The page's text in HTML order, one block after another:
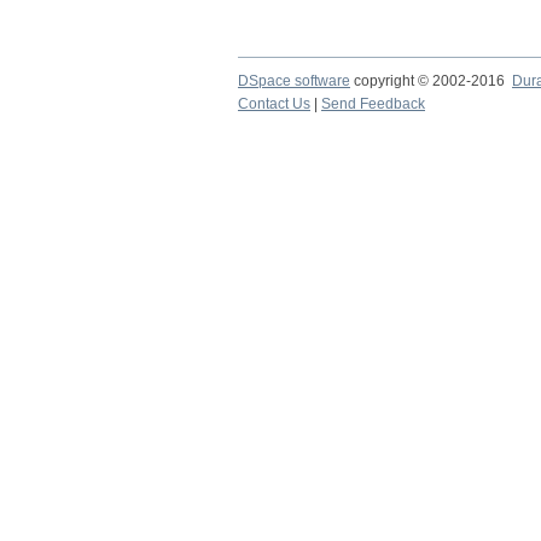
DSpace software copyright © 2002-2016
Contact Us
Send Feedback